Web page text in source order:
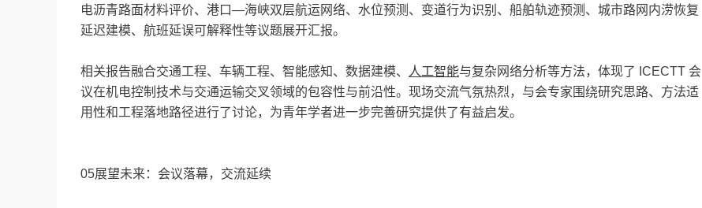
电沥青路面材料评价、港口—海峡双层航运网络、水位预测、变道行为识别、船舶轨迹预测、城市路网内涝恢复
延迟建模、航班延误可解释性等议题展开汇报。
相关报告融合交通工程、车辆工程、智能感知、数据建模、 人工智能与复杂网络分析等方法，体现了 ICECTT 会
议在机电控制技术与交通运输交叉领域的包容性与前沿性。现场交流气氛热烈，与会专家围绕研究思路、方法适
用性和工程落地路径进行了讨论，为青年学者进一步完善研究提供了有益启发。
05展望未来：会议落幕，交流延续